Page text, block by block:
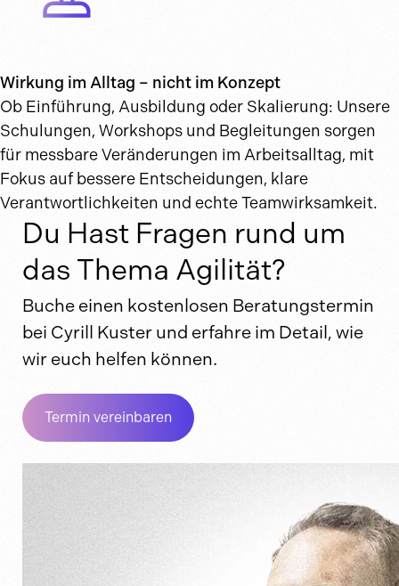
Wirkung im Alltag – nicht im Konzept
Ob Einführung, Ausbildung oder Skalierung: Unsere
Schulungen, Workshops und Begleitungen sorgen
für messbare Veränderungen im Arbeitsalltag, mit
Fokus auf bessere Entscheidungen, klare
Verantwortlichkeiten und echte Teamwirksamkeit.
Du Hast Fragen rund um
das Thema Agilität?
Buche einen kostenlosen Beratungstermin
bei Cyrill Kuster und erfahre im Detail, wie
wir euch helfen können.
Termin vereinbaren